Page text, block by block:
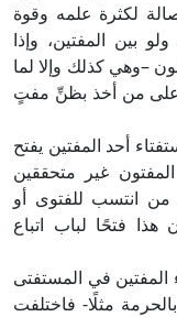
لكثرة علمه وقوة
بين المفتين، وإذا
–وهي كذلك وإلا لما
على من أخذ بظنِّ مفتٍ
أحد المفتين يفتح
غير متحققين
من انتسب للفتوى أو
فتحًا لباب اتباع
المفتين في المستفتى
مثلًا- فاختلفت